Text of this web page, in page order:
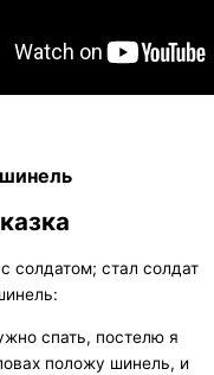
солдатом; стал солдат
спать, постелю я
положу шинель, и